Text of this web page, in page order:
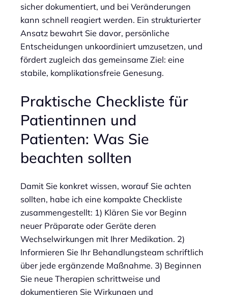
sicher dokumentiert, und bei Veränderungen
kann schnell reagiert werden. Ein strukturierter
Ansatz bewahrt Sie davor, persönliche
Entscheidungen unkoordiniert umzusetzen, und
fördert zugleich das gemeinsame Ziel: eine
stabile, komplikationsfreie Genesung.
Praktische Checkliste für
Patientinnen und
Patienten: Was Sie
beachten sollten
Damit Sie konkret wissen, worauf Sie achten
sollten, habe ich eine kompakte Checkliste
zusammengestellt: 1) Klären Sie vor Beginn
neuer Präparate oder Geräte deren
Wechselwirkungen mit Ihrer Medikation. 2)
Informieren Sie Ihr Behandlungsteam schriftlich
über jede ergänzende Maßnahme. 3) Beginnen
Sie neue Therapien schrittweise und
dokumentieren Sie Wirkungen und